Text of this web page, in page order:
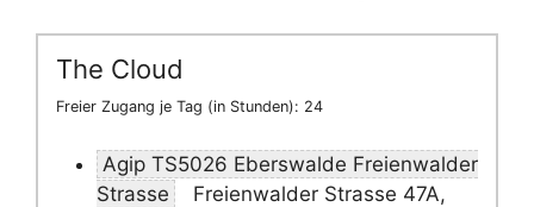
The Cloud
Freier Zugang je Tag (in Stunden): 24
Agip TS5026 Eberswalde Freienwalder
Strasse
Freienwalder Strasse 47A,